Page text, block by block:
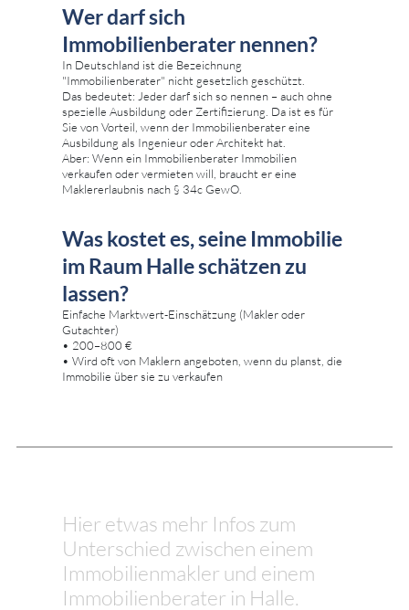
Wer darf sich
Immobilienberater nennen?
In Deutschland ist die Bezeichnung
"Immobilienberater" nicht gesetzlich geschützt.
Das bedeutet: Jeder darf sich so nennen – auch ohne
spezielle Ausbildung oder Zertifizierung. Da ist es für
Sie von Vorteil, wenn der Immobilienberater eine
Ausbildung als Ingenieur oder Architekt hat.
Aber: Wenn ein Immobilienberater Immobilien
verkaufen oder vermieten will, braucht er eine
Maklererlaubnis nach § 34c GewO.
Was kostet es, seine Immobilie
im Raum Halle schätzen zu
lassen?
Einfache Marktwert-Einschätzung (Makler oder
Gutachter)
• 200–800 €
• Wird oft von Maklern angeboten, wenn du planst, die
Immobilie über sie zu verkaufen
Hier etwas mehr Infos zum
Unterschied zwischen einem
Immobilienmakler und einem
Immobilienberater in Halle.